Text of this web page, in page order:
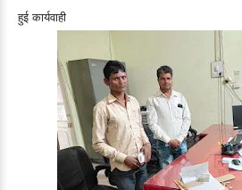
हुई कार्यवाही